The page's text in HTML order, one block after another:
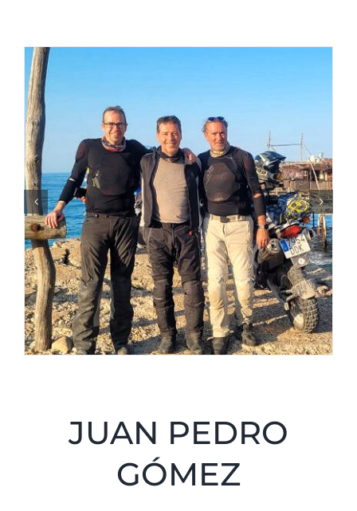
JUAN PEDRO
GÓMEZ